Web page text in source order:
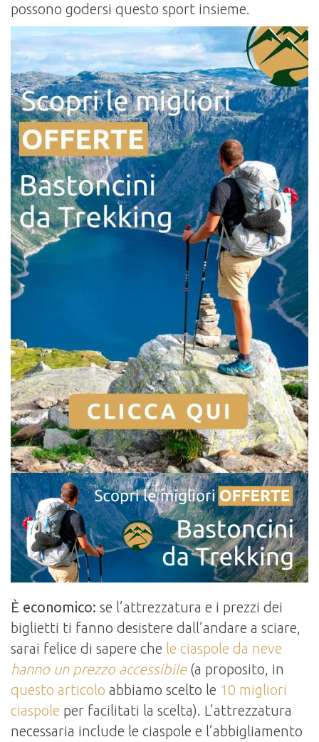
possono godersi questo sport insieme.
È economico: se l’attrezzatura e i prezzi dei
biglietti ti fanno desistere dall’andare a sciare,
sarai felice di sapere che le ciaspole da neve
hanno un prezzo accessibile(a proposito, in
questo articolo abbiamo scelto le 10 migliori
ciaspole per facilitati la scelta). L’attrezzatura
necessaria include le ciaspole e l’abbigliamento